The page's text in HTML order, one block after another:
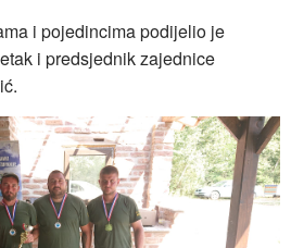
i pojedincima podijelio je
i predsjednik zajednice